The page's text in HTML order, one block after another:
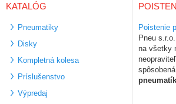
KATALÓG
Pneumatiky
Disky
Kompletná kolesa
Príslušenstvo
Výpredaj
Poistenie
Pneu
na všetky
pneumatík